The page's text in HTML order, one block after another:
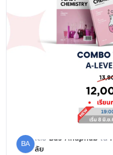
- COURSE BUNDLE
Combo TCAS เคมี
TCAS II เตรียมสอบเ
BA
โดย Bas Anuphab ใน
ลัย